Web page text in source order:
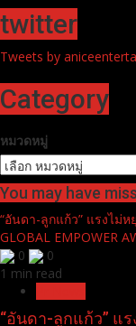
เปิดฉากยิ่งใหญ่
ทัพศิลปิน T-POP
ติดเทรนด์ X อันดับ
twitter
Tweets by
Category
หมวดหมู่
You may have